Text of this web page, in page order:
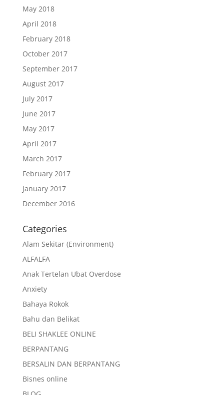
May 2018
April 2018
February 2018
October 2017
September 2017
August 2017
July 2017
June 2017
May 2017
April 2017
March 2017
February 2017
January 2017
December 2016
Categories
Alam Sekitar (Environment)
ALFALFA
Anak Tertelan Ubat Overdose
Anxiety
Bahaya Rokok
Bahu dan Belikat
BELI SHAKLEE ONLINE
BERPANTANG
BERSALIN DAN BERPANTANG
Bisnes online